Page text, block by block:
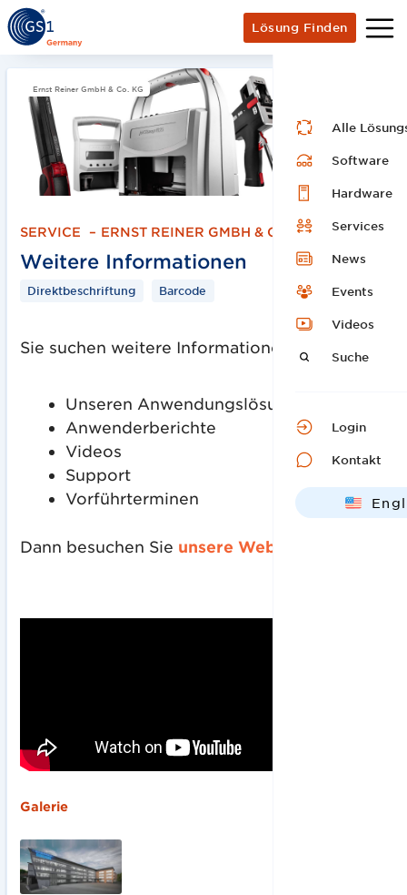
Lösung Finden
Alle
Software
Hardware
Services
News
Events
Videos
Suche
Login
Kontakt
Ernst Reiner GmbH & Co. KG
SERVICE – ERNST REINER GMBH & CO. KG
Weitere Informationen
Direktbeschriftung Barcode
Sie suchen weitere Informationen zu:
Unseren Anwendungslösungen
Anwenderberichte
Videos
Support
Vorführterminen
Dann besuchen Sie unsere Website
Galerie